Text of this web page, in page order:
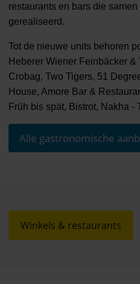
restaurants en bars die
gerealiseerd.
Tot de nieuwe units behoren
Heberer Wiener Feinbäcker &
Crobag, Two Tigers, 51
House, Amore Bar &
Früh bis spät, Bistrot, Nakha -
Alle gastronomische
Winkels & restaurants